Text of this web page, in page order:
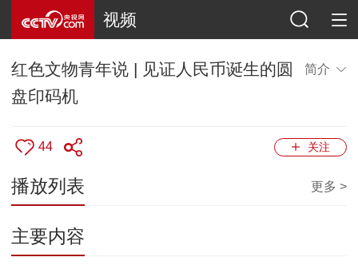
视频
红色文物青年说 | 见证人民币诞生的圆
盘印码机
简介
44 关注
播放列表 更多 >
主要内容